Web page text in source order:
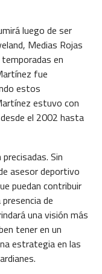
luego de ser
Medias Rojas
en
fue
estos
estuvo con
el 2002 hasta
Sin
asesor deportivo
puedan contribuir
de
una visión más
tener en un
estrategia en las